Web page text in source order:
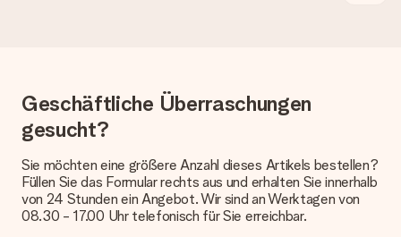
Welche Lieferoptionen stehen zur Verfügung?
Derzeit können wir (noch) keine verschiedenen Lieferoptionen
anbieten. Das Geschenk, das bestellt wird, wird als Paket oder
Päckchen versendet. Möchtest du wissen, ob es als Paket
oder Päckchen geliefert wird, kontaktiere bitte unseren
Kundenservice.
Zahlung
Geschäftliche Überraschungen
gesucht?
Sie möchten eine größere Anzahl dieses Artikels bestellen?
Füllen Sie das Formular rechts aus und erhalten Sie innerhalb
von 24 Stunden ein Angebot. Wir sind an Werktagen von
08.30 - 17.00 Uhr telefonisch für Sie erreichbar.